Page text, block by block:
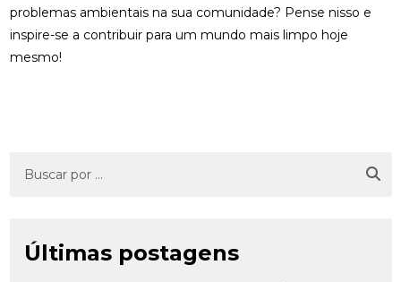
problemas ambientais na sua comunidade? Pense nisso e
inspire-se a contribuir para um mundo mais limpo hoje
mesmo!
Últimas postagens